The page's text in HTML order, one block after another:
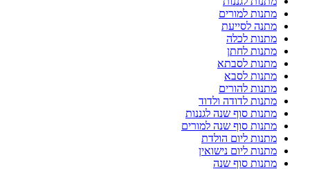
מתנות למורים
מתנה לסייעת
מתנות לכלה
מתנות לחתן
מתנות לסבתא
מתנות לסבא
מתנות להורים
מתנות לדודה ולדוד
מתנות סוף שנה לגננות
מתנות סוף שנה למורים
מתנות ליום הולדת
מתנות ליום נישואין
מתנות סוף שנה